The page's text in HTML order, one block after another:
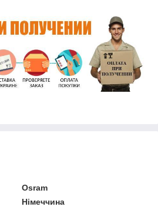
Osram
Німеччина